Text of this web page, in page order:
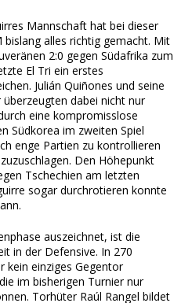
Mannschaft hat bei dieser
bislang alles richtig gemacht. Mit
2:0 gegen Südafrika zum
El Tri ein erstes
Julián Quiñones und seine
überzeugten dabei nicht nur
eine kompromisslose
Südkorea im zweiten Spiel
enge Partien zu kontrollieren
Den Höhepunkt
Tschechien am letzten
sogar durchrotieren konnte
auszeichnet, ist die
in der Defensive. In 270
kein einziges Gegentor
im bisherigen Turnier nur
Torhüter Raúl Rangel bildet